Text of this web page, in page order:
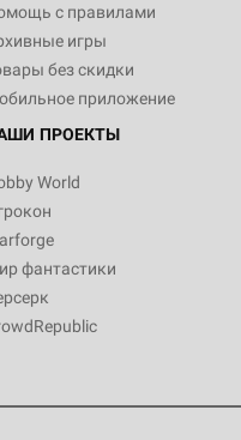
с правилами
игры
без скидки
приложение
ПРОЕКТЫ
World
фантастики